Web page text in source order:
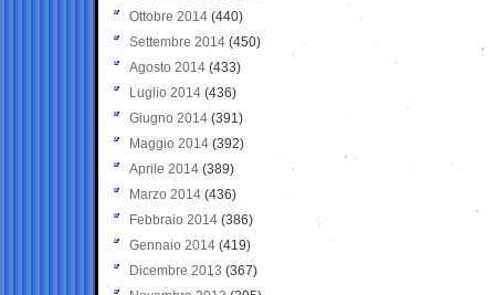
Ottobre 2014 (440)
Settembre 2014 (450)
Agosto 2014 (433)
Luglio 2014 (436)
Giugno 2014 (391)
Maggio 2014 (392)
Aprile 2014 (389)
Marzo 2014 (436)
Febbraio 2014 (386)
Gennaio 2014 (419)
Dicembre 2013 (367)